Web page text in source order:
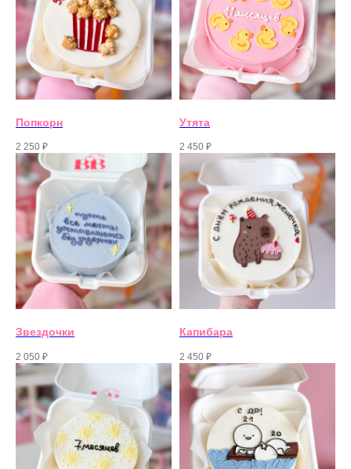
Попкорн
2 250 ₽
Утята
2 450 ₽
Звездочки
2 050 ₽
Капибара
2 450 ₽